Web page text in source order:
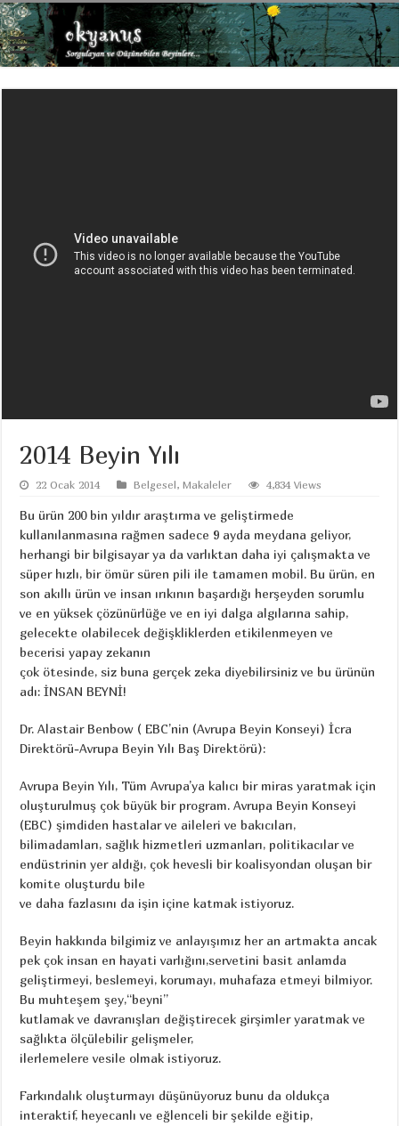
2014 Beyin Yılı
22 Ocak 2014 Belgesel,Makaleler 4,834 Views
Bu ürün 200 bin yıldır araştırma ve geliştirmede
kullanılanmasına rağmen sadece 9 ayda meydana geliyor,
herhangi bir bilgisayar ya da varlıktan daha iyi çalışmakta ve
süper hızlı, bir ömür süren pili ile tamamen mobil. Bu ürün, en
son akıllı ürün ve insan ırıkının başardığı herşeyden sorumlu
ve en yüksek çözünürlüğe ve en iyi dalga algılarına sahip,
gelecekte olabilecek değişkliklerden etikilenmeyen ve
becerisi yapay zekanın
çok ötesinde, siz buna gerçek zeka diyebilirsiniz ve bu ürünün
adı: İNSAN BEYNİ!
Dr. Alastair Benbow ( EBC’nin (Avrupa Beyin Konseyi) İcra
Direktörü-Avrupa Beyin Yılı Baş Direktörü):
Avrupa Beyin Yılı, Tüm Avrupa’ya kalıcı bir miras yaratmak için
oluşturulmuş çok büyük bir program. Avrupa Beyin Konseyi
(EBC) şimdiden hastalar ve aileleri ve bakıcıları,
bilimadamları, sağlık hizmetleri uzmanları, politikacılar ve
endüstrinin yer aldığı, çok hevesli bir koalisyondan oluşan bir
komite oluşturdu bile
ve daha fazlasını da işin içine katmak istiyoruz.
Beyin hakkında bilgimiz ve anlayışımız her an artmakta ancak
pek çok insan en hayati varlığını,servetini basit anlamda
geliştirmeyi, beslemeyi, korumayı, muhafaza etmeyi bilmiyor.
Bu muhteşem şey,“beyni”
kutlamak ve davranışları değiştirecek girşimler yaratmak ve
sağlıkta ölçülebilir gelişmeler,
ilerlemelere vesile olmak istiyoruz.
Farkındalık oluşturmayı düşünüyoruz bunu da oldukça
interaktif, heyecanlı ve eğlenceli bir şekilde eğitip,